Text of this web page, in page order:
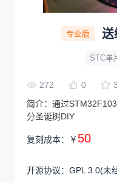
专业版 送
STC单
272 0 3
简介： 通过
分圣诞树DIY
复刻成本： ￥ 50
开源协议： GPL 3.0(未